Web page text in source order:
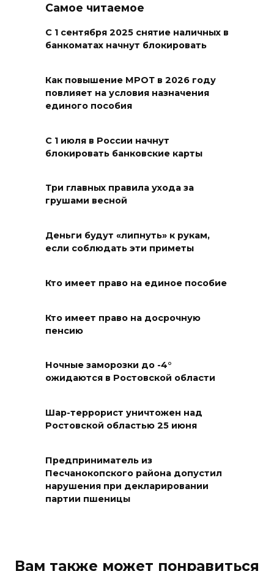
в донской столице
«Метеор» «Андрей Байков»
07 августа 2026 18:25
Меры поддержки после ЧС
На Дону обсудили
период ЕДГ-2026
Емельяновых на Большой
Садовой, 94, обследуют
07 августа 2026 17:03
объяснил, почему
ростовчанам тяжело
07 августа 2026 16:30
ВСЕ КАК ЕСТЬ. Исчезающая
Самое читаемое
С 1 сентября 2025 снятие наличных в
банкоматах начнут блокировать
Как повышение МРОТ в 2026 году
повлияет на условия назначения
единого пособия
С 1 июля в России начнут
блокировать банковские карты
Три главных правила ухода за
грушами весной
Деньги будут «липнуть» к рукам,
если соблюдать эти приметы
Кто имеет право на единое пособие
Кто имеет право на досрочную
пенсию
Ночные заморозки до -4°
ожидаются в Ростовской области
Шар-террорист уничтожен над
Ростовской областью 25 июня
Предприниматель из
Песчанокопского района допустил
нарушения при декларировании
партии пшеницы
Вам также может понравиться